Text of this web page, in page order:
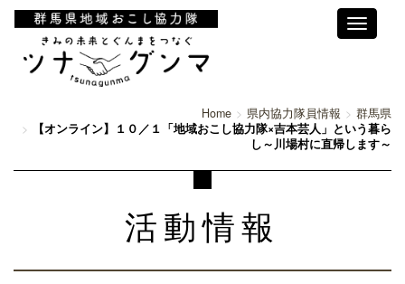
Toggle
Home 県内協力隊員情報
群馬県
【オンライン】１０／１「地域おこし協力隊×吉本芸人」という暮ら
し～川場村に直帰します～
活動情報